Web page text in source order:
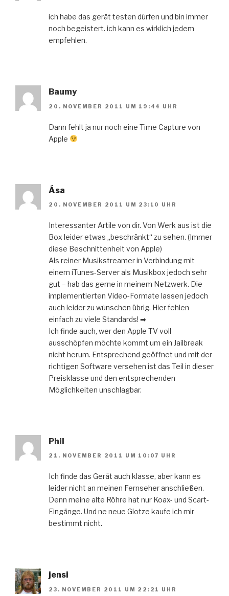
ich habe das gerät testen dürfen und bin immer
noch begeistert. ich kann es wirklich jedem
empfehlen.
Baumy
20. NOVEMBER 2011 UM 19:44 UHR
Dann fehlt ja nur noch eine Time Capture von
Apple
Ása
20. NOVEMBER 2011 UM 23:10 UHR
Interessanter Artile von dir. Von Werk aus ist die
Box leider etwas „beschränkt“ zu sehen. (Immer
diese Beschnittenheit von Apple)
Als reiner Musikstreamer in Verbindung mit
einem iTunes-Server als Musikbox jedoch sehr
gut – hab das gerne in meinem Netzwerk. Die
implementierten Video-Formate lassen jedoch
auch leider zu wünschen übrig. Hier fehlen
einfach zu viele Standards! ➡
Ich finde auch, wer den Apple TV voll
ausschöpfen möchte kommt um ein Jailbreak
nicht herum. Entsprechend geöffnet und mit der
richtigen Software versehen ist das Teil in dieser
Preisklasse und den entsprechenden
Möglichkeiten unschlagbar.
Phil
21. NOVEMBER 2011 UM 10:07 UHR
Ich finde das Gerät auch klasse, aber kann es
leider nicht an meinen Fernseher anschließen.
Denn meine alte Röhre hat nur Koax- und Scart-
Eingänge. Und ne neue Glotze kaufe ich mir
bestimmt nicht.
jensi
23. NOVEMBER 2011 UM 22:21 UHR